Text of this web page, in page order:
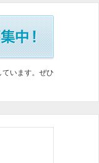
います。ぜひ